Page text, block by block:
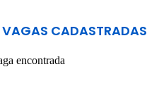
VAGAS CADASTRADAS
encontrada